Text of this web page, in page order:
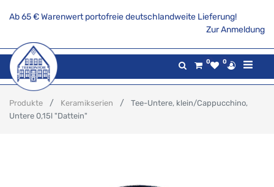
Ab 65 € Warenwert portofreie deutschlandweite Lieferung!
Zur Anmeldung
0 0
Produkte Keramikserien
Tee-Untere, klein/Cappucchino,
Untere 0,15l "Dattein"